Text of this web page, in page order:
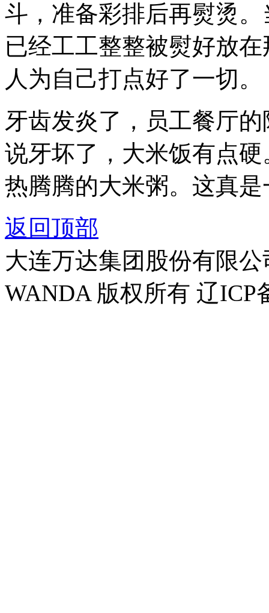
斗，准备彩排后再熨烫
已经工工整整被熨好放
人为自己打点好了一切。
牙齿发炎了，员工餐厅
说牙坏了，大米饭有点
热腾腾的大米粥。这真
返回顶部
大连万达集团股份有限
WANDA 版权所有 辽ICP